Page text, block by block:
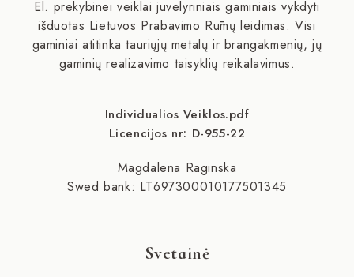
El. prekybinei veiklai juvelyriniais gaminiais vykdyti
išduotas Lietuvos Prabavimo Rūmų leidimas. Visi
gaminiai atitinka tauriųjų metalų ir brangakmenių, jų
gaminių realizavimo taisyklių reikalavimus.
Individualios Veiklos.pdf
Licencijos nr: D-955-22
Magdalena Raginska
Swed bank: LT697300010177501345
Svetainė